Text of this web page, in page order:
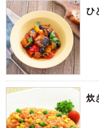
ひ
炊